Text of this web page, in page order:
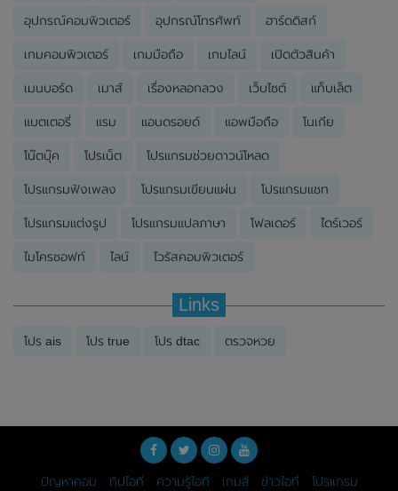
อุปกรณ์คอมพิวเตอร์ อุปกรณ์โทรศัพท์ ฮาร์ดดิสก์
เกมคอมพิวเตอร์ เกมมือถือ เกมไลน์ เปิดตัวสินค้า
เมนบอร์ด เมาส์ เรื่องหลอกลวง เว็บไซต์ แท็บเล็ต
แบตเตอรี่ แรม แอนดรอยด์ แอพมือถือ โนเกีย
โน๊ตบุ๊ค โปรเน็ต โปรแกรมช่วยดาวน์โหลด
โปรแกรมฟังเพลง โปรแกรมเขียนแผ่น โปรแกรมแชท
โปรแกรมแต่งรูป โปรแกรมแปลภาษา โฟลเดอร์ ไดร์เวอร์
ไมโครซอฟท์ ไลน์ ไวรัสคอมพิวเตอร์
Links
โปร ais โปร true โปร dtac ตรวจหวย
ปัญหาคอม ทิปไอที ความรู้ไอที เกมส์ ข่าวไอที โปรแกรม